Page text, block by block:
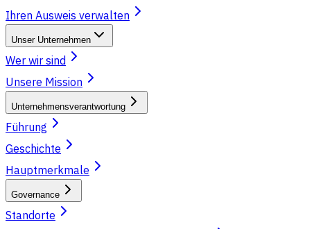
Ihren Ausweis verwalten
Unser Unternehmen
Wer wir sind
Unsere Mission
Unternehmensverantwortung
Führung
Geschichte
Hauptmerkmale
Governance
Standorte